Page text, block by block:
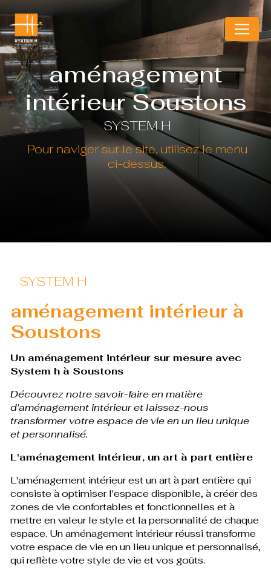
aménagement
intérieur Soustons
SYSTEM H
SYSTEM H
aménagement intérieur à
Soustons
Un aménagement intérieur sur mesure avec
System h à Soustons
Découvrez notre savoir-faire en matière
d'aménagement intérieur et laissez-nous
transformer votre espace de vie en un lieu unique
et personnalisé.
L'aménagement intérieur, un art à part entière
L'aménagement intérieur est un art à part entière qui
consiste à optimiser l'espace disponible, à créer des
zones de vie confortables et fonctionnelles et à
mettre en valeur le style et la personnalité de chaque
espace. Un aménagement intérieur réussi transforme
votre espace de vie en un lieu unique et personnalisé,
qui reflète votre style de vie et vos goûts.
Panneau de gestion des cookies